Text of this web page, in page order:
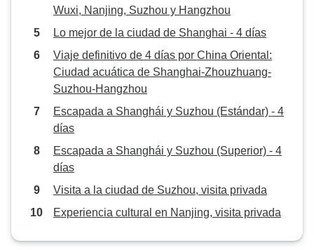
Wuxi, Nanjing, Suzhou y Hangzhou
Lo mejor de la ciudad de Shanghai - 4 días
Viaje definitivo de 4 días por China Oriental:
Ciudad acuática de Shanghai-Zhouzhuang-
Suzhou-Hangzhou
Escapada a Shanghái y Suzhou (Estándar) - 4
días
Escapada a Shanghái y Suzhou (Superior) - 4
días
Visita a la ciudad de Suzhou, visita privada
Experiencia cultural en Nanjing, visita privada